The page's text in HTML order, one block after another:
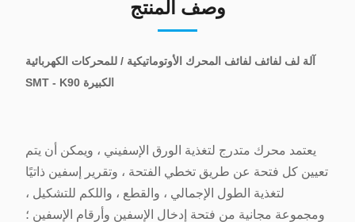
وصف المنتج
آلة لف لفائف لفائف المحرك الأوتوماتيكية / للمحركات الكهربائية
الكبيرة SMT - K90
يعتمد محرك متدرج لتغذية الورق الإسفيني ، ويمكن أن يتم
تعيين كل فتحة عن طريق تخطي الفتحة ، وتقرير إسفين ذاتيًا
لتغذية الطول الإجمالي ، والقطع ، واللكم للتشكيل ،
ومجموعة مجانية من فتحة إدخال الإسفين وأرقام الإسفين ؛